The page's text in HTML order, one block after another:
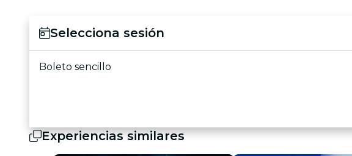
Selecciona sesión
Boleto sencillo
Experiencias similares